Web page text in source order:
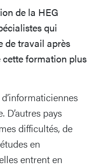
de la HEG
qui
de travail après
cette formation plus
D’autres pays
difficultés, de
en
entrent en